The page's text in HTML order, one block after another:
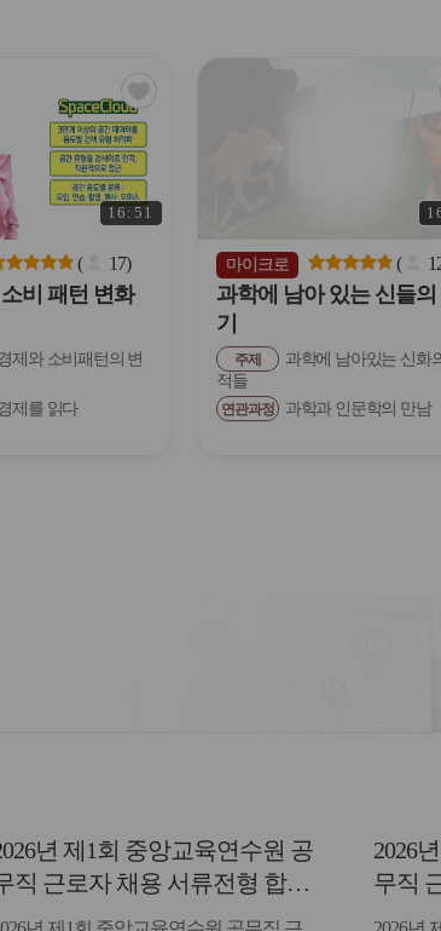
심
아
이
콘
16:51
( 17)
비 패턴 변화
제와 소비패턴의 변
제를 읽다
마이크로 (
과학에 남아 있는 신들의
기
주제
과학에 남아있는 신화
적들
연관과정 과학과 인문학의 만남
년 제1회 중앙교육연수원 공
직 근로자 채용 서류전형 합격
및 면접일정 안내
2026
무직